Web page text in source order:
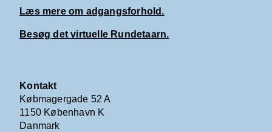
Læs mere om adgangsforhold.
Besøg det virtuelle Rundetaarn.
Kontakt
Købmagergade 52 A
1150 København K
Danmark